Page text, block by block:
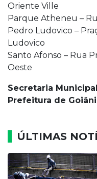
Oriente Ville
Parque Atheneu –
Pedro Ludovico –
Ludovico
Santo Afonso – Rua
Oeste
Secretaria
Prefeitura de
ÚLTIMAS